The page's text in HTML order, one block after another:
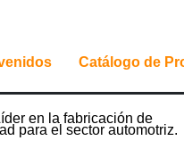
Catálogo de
en la fabricación de
para el sector automotriz.